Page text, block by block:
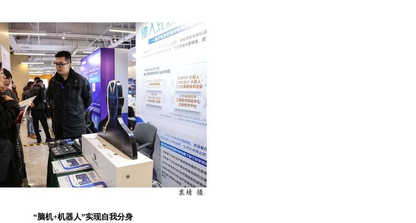
“脑机+机器人”实现自我分身